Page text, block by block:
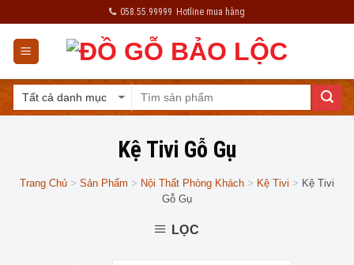
content
058.55.99999 Hotline mua hàng
Kệ Tivi Gỗ Gụ
Trang Chủ > Sản Phẩm > Nội Thất Phòng Khách > Kệ Tivi > Kệ Tivi
Gỗ Gụ
LỌC